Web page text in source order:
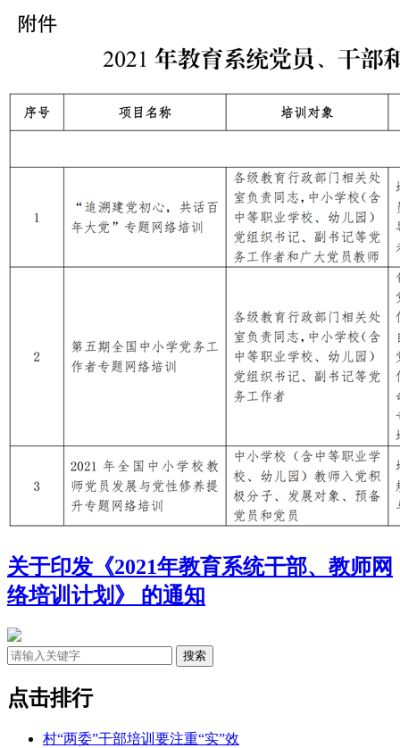
关于印发《2021年教育系统干部、教师网
络培训计划》 的通知
点击排行
村“两委”干部培训要注重“实”效